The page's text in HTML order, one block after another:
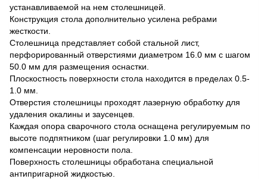
устанавливаемой на нем столешницей.
Конструкция стола дополнительно усилена ребрами
жесткости.
Столешница представляет собой стальной лист,
перфорированный отверстиями диаметром 16.0 мм с шагом
50.0 мм для размещения оснастки.
Плоскостность поверхности стола находится в пределах 0.5-
1.0 мм.
Отверстия столешницы проходят лазерную обработку для
удаления окалины и заусенцев.
Каждая опора сварочного стола оснащена регулируемым по
высоте подпятником (шаг регулировки 1.0 мм) для
компенсации неровности пола.
Поверхность столешницы обработана специальной
антипригарной жидкостью.